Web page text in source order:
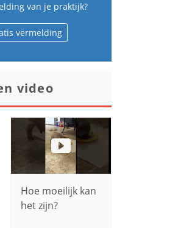
van je praktijk?
vermelding
video
Hoe moeilijk kan
het zijn?